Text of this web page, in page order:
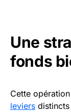
Une
fonds
Cette
leviers